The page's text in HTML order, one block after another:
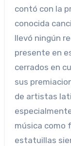
contó con la
conocida
llevó ningún
presente en
cerrados en
sus
de artistas
música como
estatuillas